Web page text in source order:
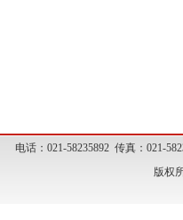
电话：021-58235892 传真：021-
版权